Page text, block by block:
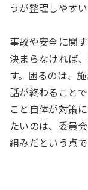
うが整理しやすい
事故や安全に関
決まらなければ
す。困るのは、
話が終わること
こと自体が対策
たいのは、委員
組みだという点で